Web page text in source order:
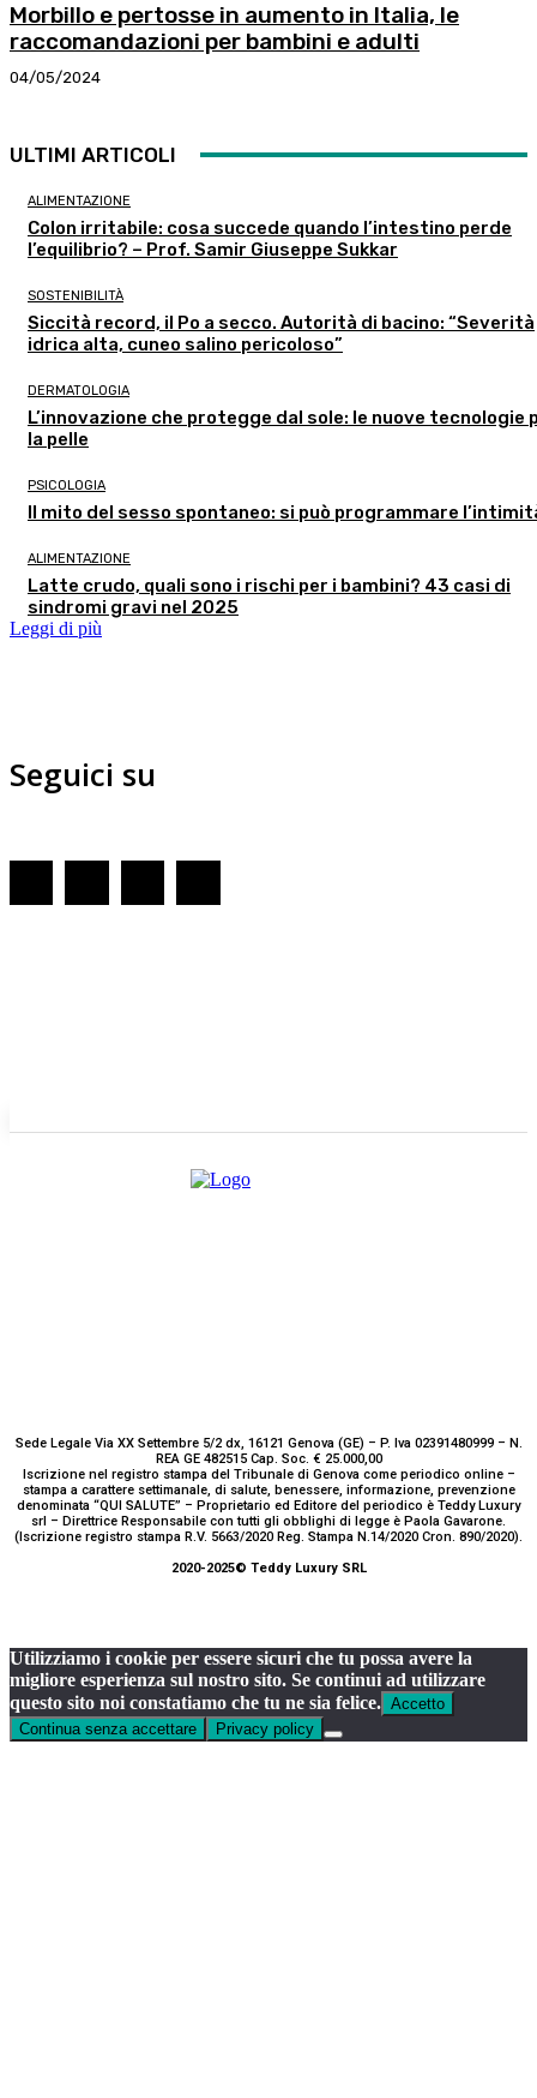
Morbillo e pertosse in aumento in Italia, le
raccomandazioni per bambini e adulti
04/05/2024
ULTIMI ARTICOLI
ALIMENTAZIONE
Colon irritabile: cosa succede quando l’intestino perde
l’equilibrio? – Prof. Samir Giuseppe Sukkar
SOSTENIBILITÀ
Siccità record, il Po a secco. Autorità di bacino: “Severità
idrica alta, cuneo salino pericoloso”
DERMATOLOGIA
L’innovazione che protegge dal sole: le nuove tecnologie
la pelle
PSICOLOGIA
Il mito del sesso spontaneo: si può programmare
ALIMENTAZIONE
Latte crudo, quali sono i rischi per i bambini? 43 casi di
sindromi gravi nel 2025
Leggi di più
Seguici su
Sede Legale Via XX Settembre 5/2 dx, 16121 Genova (GE) – P. Iva 02391480999 – N.
REA GE 482515 Cap. Soc. € 25.000,00
Iscrizione nel registro stampa del Tribunale di Genova come periodico online –
stampa a carattere settimanale, di salute, benessere, informazione, prevenzione
denominata “QUI SALUTE” – Proprietario ed Editore del periodico è Teddy Luxury
srl – Direttrice Responsabile con tutti gli obblighi di legge è Paola Gavarone.
(Iscrizione registro stampa R.V. 5663/2020 Reg. Stampa N.14/2020 Cron. 890/2020).
2020-2025© Teddy Luxury SRL
Utilizziamo i cookie per essere sicuri che tu possa avere la
migliore esperienza sul nostro sito. Se continui ad utilizzare
questo sito noi constatiamo che tu ne sia felice. Accetto
Continua senza accettare
Privacy policy